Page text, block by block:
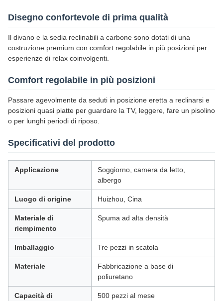
Disegno confortevole di prima qualità
Il divano e la sedia reclinabili a carbone sono dotati di una
costruzione premium con comfort regolabile in più posizioni per
esperienze di relax coinvolgenti.
Comfort regolabile in più posizioni
Passare agevolmente da seduti in posizione eretta a reclinarsi e
posizioni quasi piatte per guardare la TV, leggere, fare un pisolino
o per lunghi periodi di riposo.
Specificativi del prodotto
Applicazione
Soggiorno, camera da letto,
albergo
Luogo di origine Huizhou, Cina
Materiale di
riempimento
Spuma ad alta densità
Imballaggio Tre pezzi in scatola
Materiale
Fabbricazione a base di
poliuretano
Capacità di
500 pezzi al mese